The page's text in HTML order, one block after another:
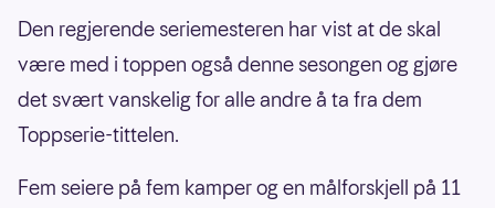
Den regjerende seriemesteren har vist at de skal
være med i toppen også denne sesongen og gjøre
det svært vanskelig for alle andre å ta fra dem
Toppserie-tittelen.
Fem seiere på fem kamper og en målforskjell på 11